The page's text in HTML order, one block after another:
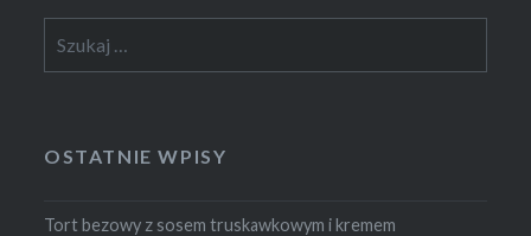
OSTATNIE WPISY
Tort bezowy z sosem truskawkowym i kremem